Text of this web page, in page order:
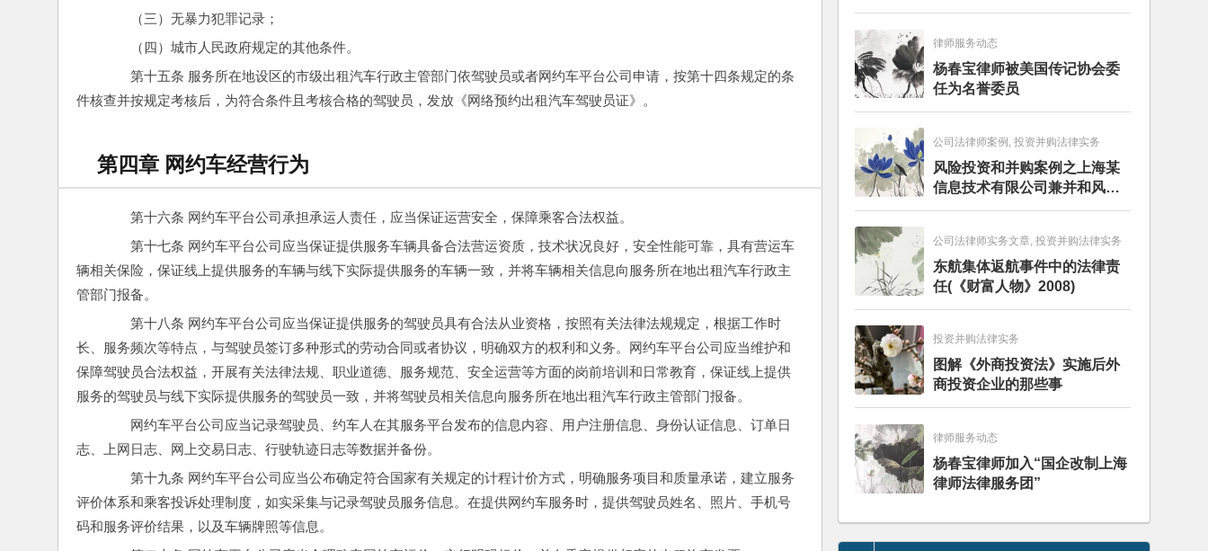
（三）无暴力犯罪记录；
（四）城市人民政府规定的其他条件。
第十五条 服务所在地设区的市级出租汽车行政主管部门依驾驶员或者网约车平台公司申请，按第十四条规定的条
件核查并按规定考核后，为符合条件且考核合格的驾驶员，发放《网络预约出租汽车驾驶员证》。
第四章 网约车经营行为
第十六条 网约车平台公司承担承运人责任，应当保证运营安全，保障乘客合法权益。
第十七条 网约车平台公司应当保证提供服务车辆具备合法营运资质，技术状况良好，安全性能可靠，具有营运车
辆相关保险，保证线上提供服务的车辆与线下实际提供服务的车辆一致，并将车辆相关信息向服务所在地出租汽车行政主
管部门报备。
第十八条 网约车平台公司应当保证提供服务的驾驶员具有合法从业资格，按照有关法律法规规定，根据工作时
长、服务频次等特点，与驾驶员签订多种形式的劳动合同或者协议，明确双方的权利和义务。网约车平台公司应当维护和
保障驾驶员合法权益，开展有关法律法规、职业道德、服务规范、安全运营等方面的岗前培训和日常教育，保证线上提供
服务的驾驶员与线下实际提供服务的驾驶员一致，并将驾驶员相关信息向服务所在地出租汽车行政主管部门报备。
网约车平台公司应当记录驾驶员、约车人在其服务平台发布的信息内容、用户注册信息、身份认证信息、订单日
志、上网日志、网上交易日志、行驶轨迹日志等数据并备份。
第十九条 网约车平台公司应当公布确定符合国家有关规定的计程计价方式，明确服务项目和质量承诺，建立服务
评价体系和乘客投诉处理制度，如实采集与记录驾驶员服务信息。在提供网约车服务时，提供驾驶员姓名、照片、手机号
码和服务评价结果，以及车辆牌照等信息。
例》
律师服务动态
杨春宝律师被美国传记协会委
任为名誉委员
公司法律师案例, 投资并购法律实务
风险投资和并购案例之上海某
信息技术有限公司兼并和风险
投资服务
公司法律师实务文章, 投资并购法律实务
东航集体返航事件中的法律责
任(《财富人物》2008)
投资并购法律实务
图解《外商投资法》实施后外
商投资企业的那些事
律师服务动态
杨春宝律师加入“国企改制上海
律师法律服务团”